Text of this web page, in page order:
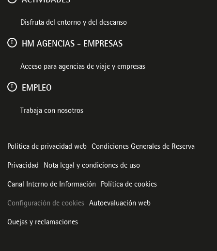
Disfruta del entorno y del descanso
HM AGENCIAS - EMPRESAS
Acceso para agencias de viaje y empresas
EMPLEO
Trabaja con nosotros
Política de privacidad web Condiciones Generales de Reserva
Privacidad Nota legal y condiciones de uso
Canal Interno de Información Política de cookies
Configuración de cookies Autoevaluación web
Quejas y reclamaciones